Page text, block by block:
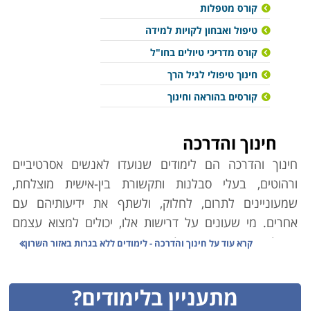
קורס מטפלות
טיפול ואבחון לקויות למידה
קורס מדריכי טיולים בחו"ל
חינוך טיפולי לגיל הרך
קורסים בהוראה וחינוך
חינוך והדרכה
חינוך והדרכה הם לימודים שנועדו לאנשים אסרטיביים
ורהוטים, בעלי סבלנות ותקשורת בין-אישית מוצלחת,
שמעוניינים לתרום, לחלוק, ולשתף את ידיעותיהם עם
אחרים. מי שעונים על דרישות אלו, יכולים למצוא עצמם
בנקל באחד מתחומי הלימוד המוצגים בין הדפים הבאים
אותה הם מעוניינים לרכוש לשם כך. שפע האפשרויות
מאפשר לכל אחד שרוצה בכך למצוא תחום עניין ואפיק
קרא עוד על חינוך והדרכה - לימודים ללא בגרות באזור השרון
מתעניין בלימודים?